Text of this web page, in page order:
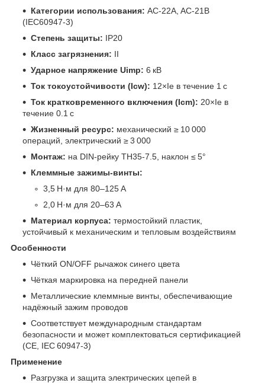
Категории использования: AC‑22A, AC‑21B
(IEC60947‑3)
Степень защиты: IP20
Класс загрязнения: II
Ударное напряжение Uimp: 6 кВ
Ток токоустойчивости (Icw): 12×Ie в течение 1 с
Ток кратковременного включения (Icm): 20×Ie в
течение 0.1 с
Жизненный ресурс: механический ≥ 10 000
операций, электрический ≥ 3 000
Монтаж: на DIN‑рейку TH35‑7.5, наклон ≤ 5°
Клеммные зажимы‑винты:
3,5 Н·м для 80–125 А
2,0 Н·м для 20–63 А
Материал корпуса: термостойкий пластик,
устойчивый к механическим и тепловым воздействиям
Особенности
Чёткий ON/OFF рычажок синего цвета
Чёткая маркировка на передней панели
Металлические клеммные винты, обеспечивающие
надёжный зажим проводов
Соответствует международным стандартам
безопасности и может комплектоваться сертификацией
(CE, IEC 60947‑3)
Применение
Разгрузка и защита электрических цепей в